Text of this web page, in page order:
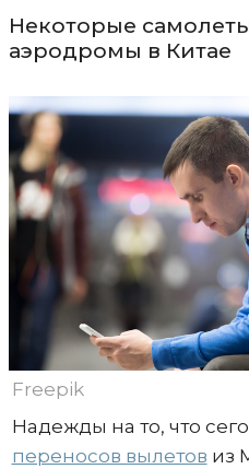
Некоторые
аэродромы в Китае
Freepik
Надежды на то, что
переносов вылетов из